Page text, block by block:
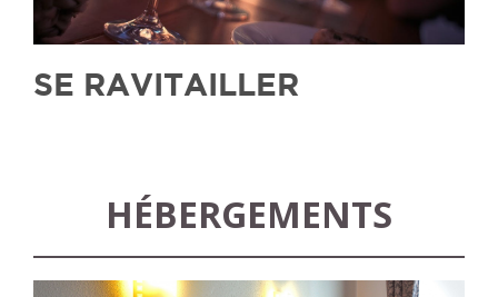
SE RAVITAILLER
HÉBERGEMENTS